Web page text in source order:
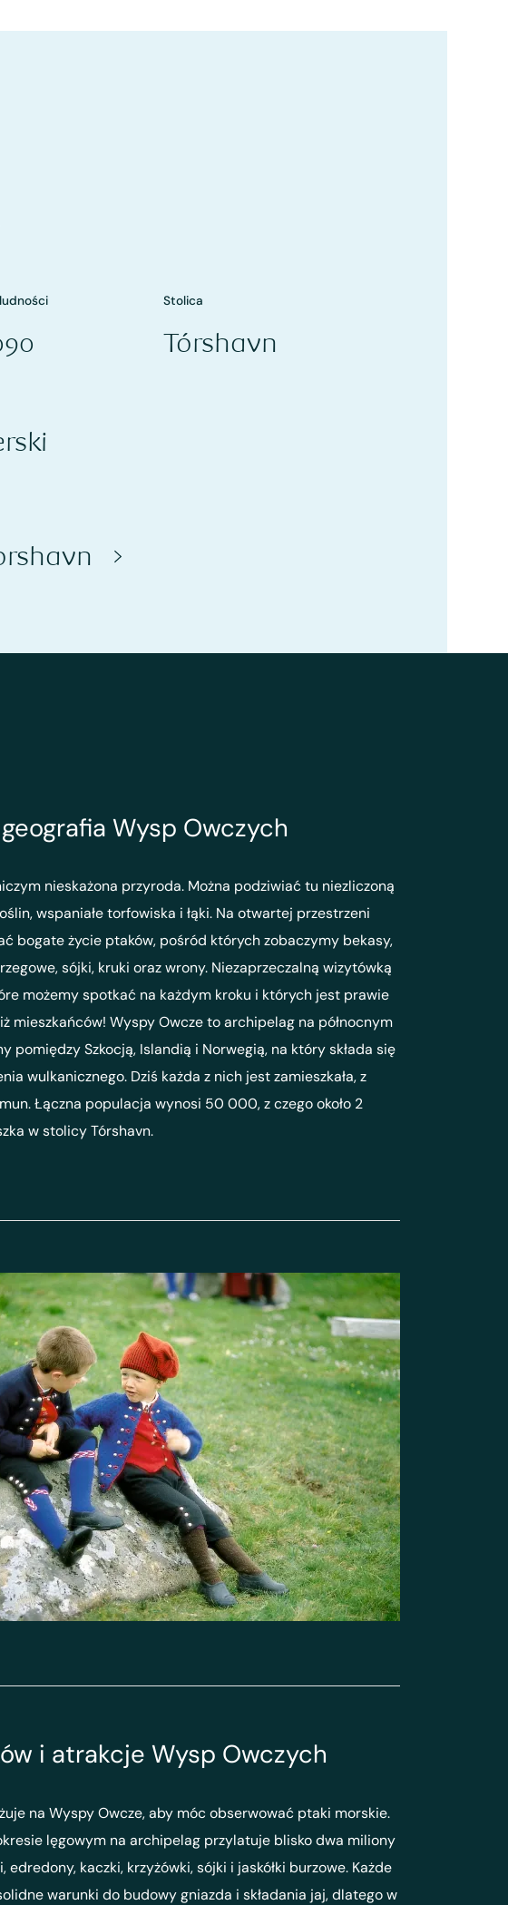
Stolica
Tórshavn
Wysp Owczych
nieskażona przyroda. Można podziwiać tu niezliczoną
wspaniałe torfowiska i łąki. Na otwartej przestrzeni
bogate życie ptaków, pośród których zobaczymy bekasy,
sójki, kruki oraz wrony. Niezaprzeczalną wizytówką
możemy spotkać na każdym kroku i których jest prawie
mieszkańców! Wyspy Owcze to archipelag na północnym
pomiędzy Szkocją, Islandią i Norwegią, na który składa się
wulkanicznego. Dziś każda z nich jest zamieszkała, z
Łączna populacja wynosi 50 000, z czego około 2
w stolicy Tórshavn.
i atrakcje Wysp Owczych
na Wyspy Owcze, aby móc obserwować ptaki morskie.
lęgowym na archipelag przylatuje blisko dwa miliony
edredony, kaczki, krzyżówki, sójki i jaskółki burzowe. Każde
warunki do budowy gniazda i składania jaj, dlatego w